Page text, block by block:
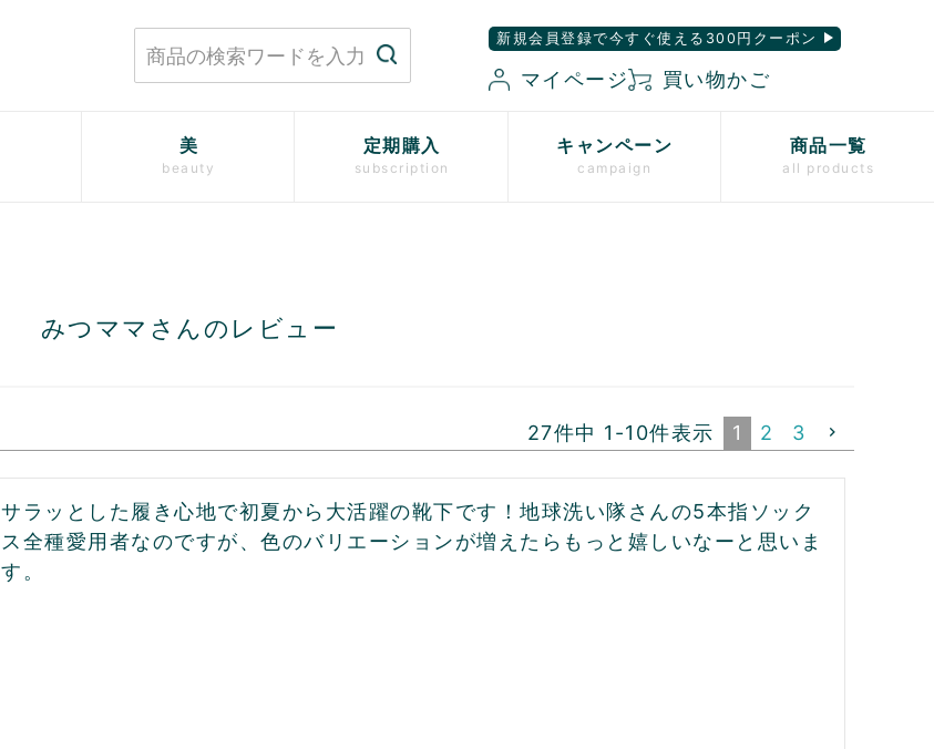
新規会員登録で今すぐ使える300円クーポン
マイページ 買い物かご
美
beauty
定期購入
subscription
キャンペーン
campaign
商品一覧
all products
みつママさんのレビュー
27件中 1 -10件表示 1 2 3
サラッとした履き心地で初夏から大活躍の靴下です！地球洗い隊さんの5本指ソック
ス全種愛用者なのですが、色のバリエーションが増えたらもっと嬉しいなーと思いま
す。